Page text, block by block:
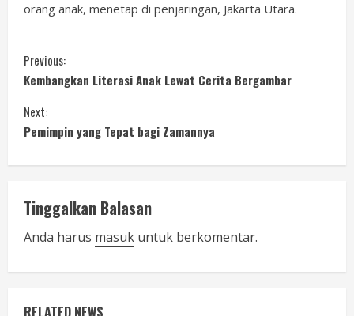
orang anak, menetap di penjaringan, Jakarta Utara.
C
o
n
t
i
n
u
e
Previous:
Kembangkan Literasi Anak Lewat Cerita Bergambar
Next:
Pemimpin yang Tepat bagi Zamannya
Tinggalkan Balasan
Anda harus masuk untuk berkomentar.